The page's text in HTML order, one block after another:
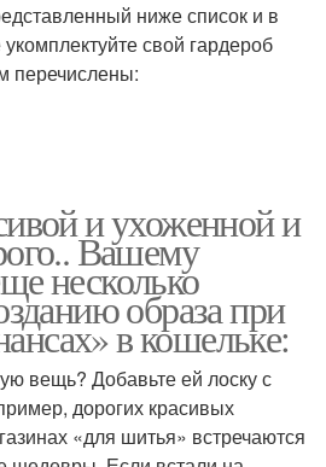
ниже список и в
свой гардероб
перечислены:
и ухоженной и
Вашему
несколько
образа при
в кошельке:
вещь? Добавьте ей лоску с
дорогих красивых
«для шитья» встречаются